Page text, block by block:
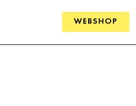
WEBSHOP